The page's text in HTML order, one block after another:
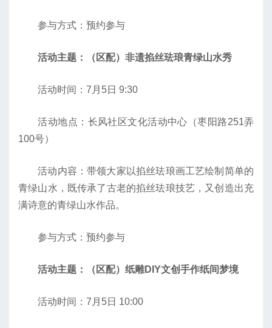
参与方式：预约参与
活动主题：（区配）非遗掐丝珐琅青绿山水秀
活动时间：7月5日 9:30
活动地点：长风社区文化活动中心（枣阳路251弄
100号）
活动内容：带领大家以掐丝珐琅画工艺绘制简单的
青绿山水，既传承了古老的掐丝珐琅技艺，又创造出充
满诗意的青绿山水作品。
参与方式：预约参与
活动主题：（区配）纸雕DIY文创手作纸间梦境
活动时间：7月5日 10:00